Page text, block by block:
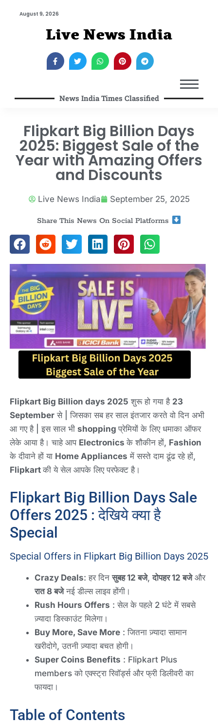
August 9, 2026
Live News India
News India Times Classified
Flipkart Big Billion Days
2025: Biggest Sale of the
Year with Amazing Offers
and Discounts
Live News India September 25, 2025
Share This News On Social Platforms
Flipkart Big Billion days 2025 शुरू हो गया है 23
September से | जिसका सब हर साल इंतजार करते वो दिन अभी
आ गए है | इस साल भी shoppingप्रेमियों के लिए धमाका ऑफर
लेके आया है। चाहे आप Electronicsके शौकीन हों, Fashion
के दीवाने हों या Home Appliances में सस्ते दाम ढूंढ रहे हों,
Flipkartकी ये सेल आपके लिए परफेक्ट है।
Flipkart Big Billion Days Sale
Offers 2025 : देखिये क्या है
Special
Special Offers in Flipkart Big Billion Days 2025
Crazy Deals: हर दिनसुबह 12 बजे,दोपहर 12 बजेऔर
रात 8 बजेनई डील्स लाइव होंगी।
Rush Hours Offers : सेल के पहले 2 घंटे में सबसे
ज़्यादा डिस्काउंट मिलेगा।
Buy More, Save More : जितना ज़्यादा सामान
खरीदोगे, उतनी ज़्यादा बचत होगी।
Super Coins Benefits : Flipkart Plus
members को एक्स्ट्रा रिवॉर्ड्स और फ्री डिलीवरी का
फायदा।
Table of Contents